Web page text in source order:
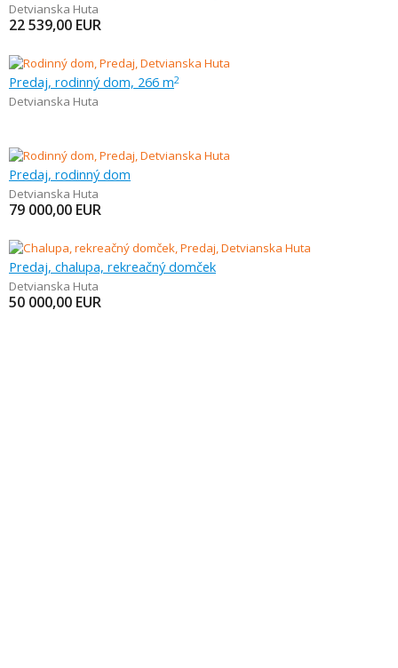
Detvianska Huta
22 539,00 EUR
Predaj, rodinný dom, 266 m2
Detvianska Huta
Predaj, rodinný dom
Detvianska Huta
79 000,00 EUR
Predaj, chalupa, rekreačný domček
Detvianska Huta
50 000,00 EUR